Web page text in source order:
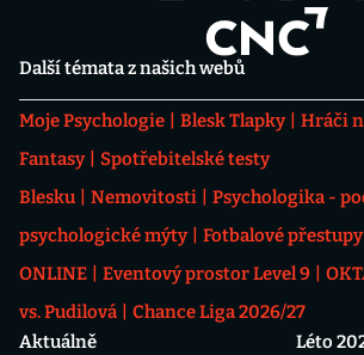
Další témata z našich webů
Moje Psychologie Blesk Tlapky Hráči
Fantasy
Spotřebitelské testy
Blesku
Nemovitosti
Psychologika -
psychologické mýty
Fotbalové přestupy
ONLINE
Eventový prostor Level 9
vs. Pudilová
Chance Liga 2026/27
Aktuálně
Léto